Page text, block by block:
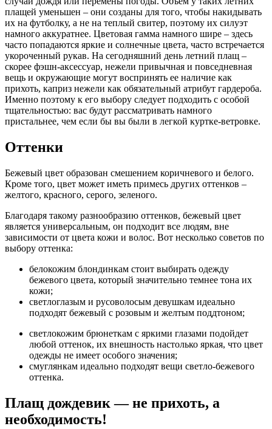
плащей уменьшен – они созданы для того, чтобы накидывать
их на футболку, а не на теплый свитер, поэтому их силуэт
намного аккуратнее. Цветовая гамма намного шире – здесь
часто попадаются яркие и солнечные цвета, часто встречается
укороченный рукав. На сегодняшний день летний плащ –
скорее фэшн-аксессуар, нежели привычная и повседневная
вещь и окружающие могут воспринять ее наличие как
прихоть, каприз нежели как обязательный атрибут гардероба.
Именно поэтому к его выбору следует подходить с особой
тщательностью: вас будут рассматривать намного
пристальнее, чем если бы вы были в легкой куртке-ветровке.
Оттенки
Бежевый цвет образован смешением коричневого и белого.
Кроме того, цвет может иметь примесь других оттенков –
желтого, красного, серого, зеленого.
Благодаря такому разнообразию оттенков, бежевый цвет
является универсальным, он подходит все людям, вне
зависимости от цвета кожи и волос. Вот несколько советов по
выбору оттенка:
белокожим блондинкам стоит выбирать одежду
бежевого цвета, который значительно темнее тона их
кожи;
светлоглазым и русоволосым девушкам идеально
подходят бежевый с розовым и желтым поддтоном;
светлокожим брюнеткам с яркими глазами подойдет
любой оттенок, их внешность настолько яркая, что цвет
одежды не имеет особого значения;
смуглянкам идеально подходят вещи светло-бежевого
оттенка.
Плащ дождевик — не прихоть, а
необходимость!